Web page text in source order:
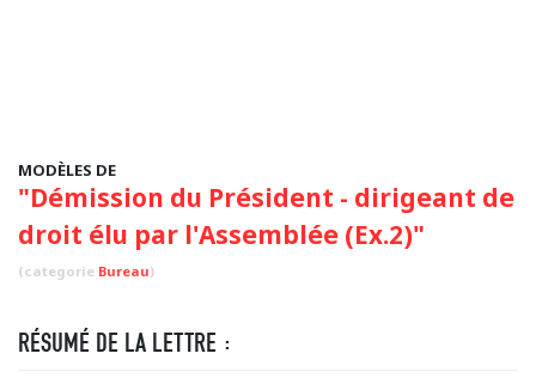
MODÈLES DE
"Démission du Président - dirigeant de
droit élu par l'Assemblée (Ex.2)"
(categorie Bureau)
RÉSUMÉ DE LA LETTRE :